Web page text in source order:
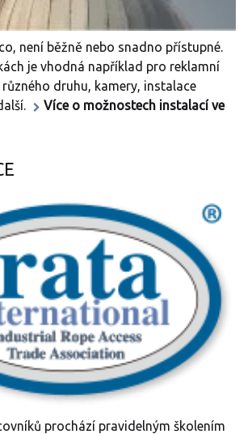
není běžně nebo snadno přístupné.
je vhodná například pro reklamní
různého druhu, kamery, instalace
Více o možnostech instalací ve
prochází pravidelným školením